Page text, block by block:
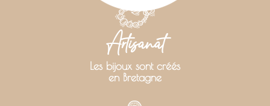
Artisanat
Les bijoux sont créés
en Bretagne